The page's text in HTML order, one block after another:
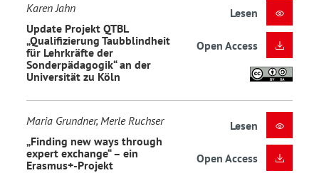
Karen Jahn
Update Projekt QTBL
„Qualifizierung Taubblindheit
für Lehrkräfte der
Sonderpädagogik“ an der
Universität zu Köln
Lesen
Open Access
Maria Grundner, Merle Ruchser
„Finding new ways through
expert exchange“ – ein
Erasmus+-Projekt
Lesen
Open Access